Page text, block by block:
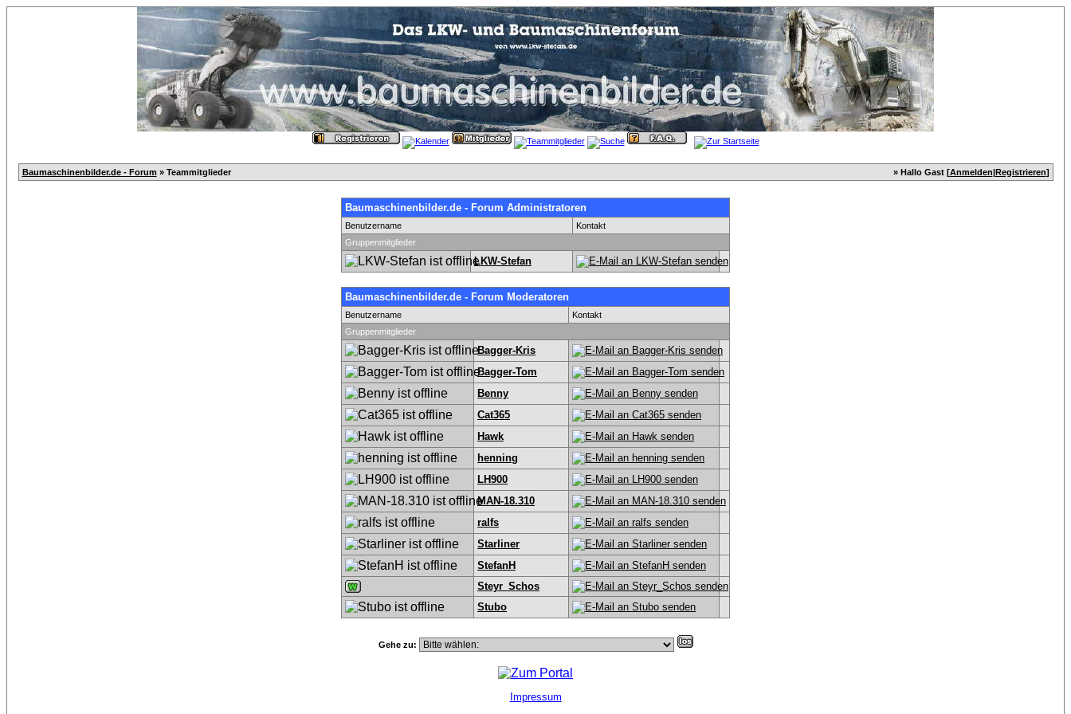
Baumaschinenbilder.de - Forum » Teammitglieder » Hallo Gast [Anmelden|Registrieren]
Baumaschinenbilder.de - Forum Administratoren
Benutzername
Kontakt
Gruppenmitglieder
LKW-Stefan
Baumaschinenbilder.de - Forum Moderatoren
Benutzername
Kontakt
Gruppenmitglieder
Bagger-Kris
Bagger-Tom
Benny
Cat365
Hawk
henning
LH900
MAN-18.310
ralfs
Starliner
StefanH
Steyr_Schos
Stubo
Gehe zu:
Impressum